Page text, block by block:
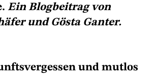
Ein Blogbeitrag von
und Gösta Ganter.
und mutlos